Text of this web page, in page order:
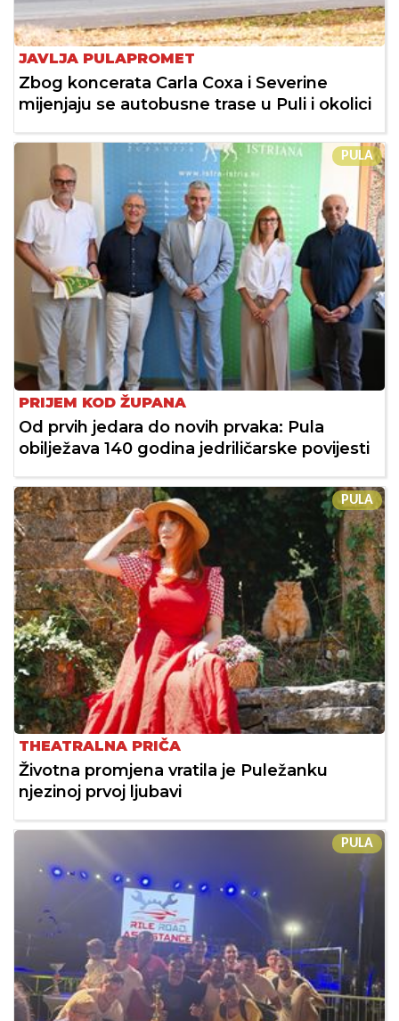
JAVLJA PULAPROMET
Zbog koncerata Carla Coxa i Severine
mijenjaju se autobusne trase u Puli i okolici
PULA
PRIJEM KOD ŽUPANA
Od prvih jedara do novih prvaka: Pula
obilježava 140 godina jedriličarske povijesti
PULA
THEATRALNA PRIČA
Životna promjena vratila je Puležanku
njezinoj prvoj ljubavi
PULA